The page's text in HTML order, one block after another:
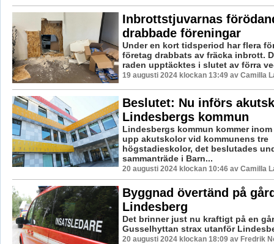
Inbrottstjuvarnas
drabbade föreningar
Under en kort tidsperiod har flera
företag drabbats av fräcka inbrott.
raden upptäcktes i slutet av förra
19 augusti 2024 klockan 13:49 av Camilla
Beslutet: Nu införs
Lindesbergs kommun
Lindesbergs kommun kommer
upp akutskolor vid kommunens tre
högstadieskolor, det beslutades
sammanträde i Barn...
20 augusti 2024 klockan 10:46 av Camilla
Byggnad övertänd på
Lindesberg
Det brinner just nu kraftigt på en
Gusselhyttan strax utanför
20 augusti 2024 klockan 18:09 av Fredrik